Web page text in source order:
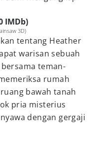
IMDb)
3D)
tentang Heather
warisan sebuah
teman-
rumah
bawah tanah
pria misterius
dengan gergaji